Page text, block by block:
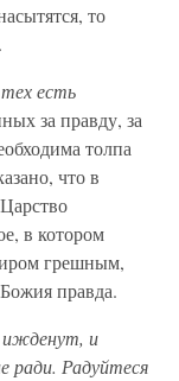
то
есть
за правду, за
толпа
что в
в котором
грешным,
правда.
и
ради. Радуйтеся